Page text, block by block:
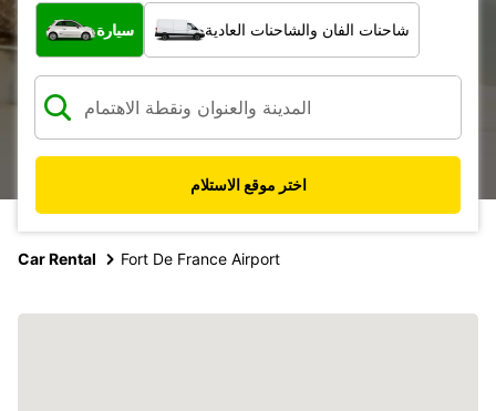
ما نوع المركبة؟
سيارة شاحنات الفان والشاحنات العادية
اختر موقع الاستلام
Car Rental Fort De France Airport